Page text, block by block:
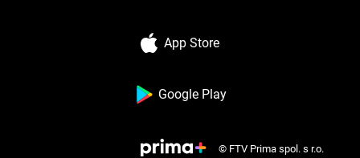
App Store
Google Play
© FTV Prima spol. s r.o.